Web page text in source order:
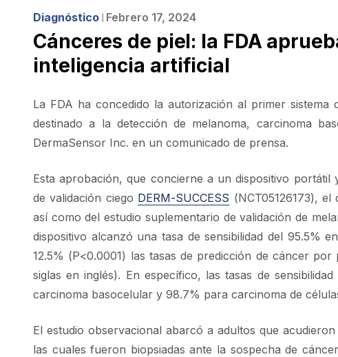
Diagnóstico ❘ Febrero 17, 2024
Cánceres de piel: la FDA
inteligencia artificial
La FDA ha concedido la autorización al primer
destinado a la detección de melanoma, carcinoma
DermaSensor Inc. en un comunicado de prensa.
Esta aprobación, que concierne a un dispositivo
de validación ciego DERM-SUCCESS (NCT05126173),
así como del estudio suplementario de validación de
dispositivo alcanzó una tasa de sensibilidad del 95.5%
12.5% (P<0.0001) las tasas de predicción de cáncer
siglas en inglés). En específico, las tasas de
carcinoma basocelular y 98.7% para carcinoma de
El estudio observacional abarcó a adultos que
las cuales fueron biopsiadas ante la sospecha de